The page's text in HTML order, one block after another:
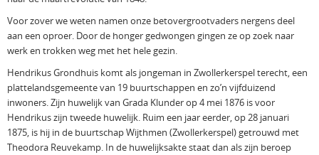
Voor zover we weten namen onze betovergrootvaders nergens deel
aan een oproer. Door de honger gedwongen gingen ze op zoek naar
werk en trokken weg met het hele gezin.
Hendrikus Grondhuis komt als jongeman in Zwollerkerspel terecht, een
plattelandsgemeente van 19 buurtschappen en zo’n vijfduizend
inwoners. Zijn huwelijk van Grada Klunder op 4 mei 1876 is voor
Hendrikus zijn tweede huwelijk. Ruim een jaar eerder, op 28 januari
1875, is hij in de buurtschap Wijthmen (Zwollerkerspel) getrouwd met
Theodora Reuvekamp. In de huwelijksakte staat dan als zijn beroep